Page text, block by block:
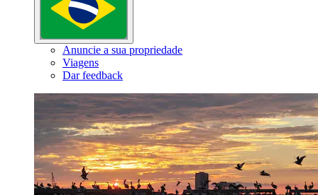
Anuncie a sua propriedade
Viagens
Dar feedback